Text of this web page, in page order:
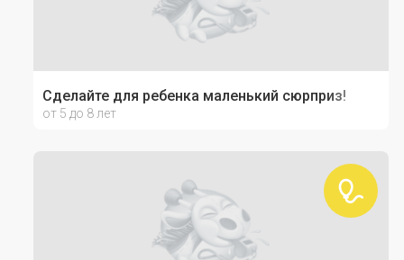
Сделайте для ребенка маленький сюрприз!
от 5 до 8 лет